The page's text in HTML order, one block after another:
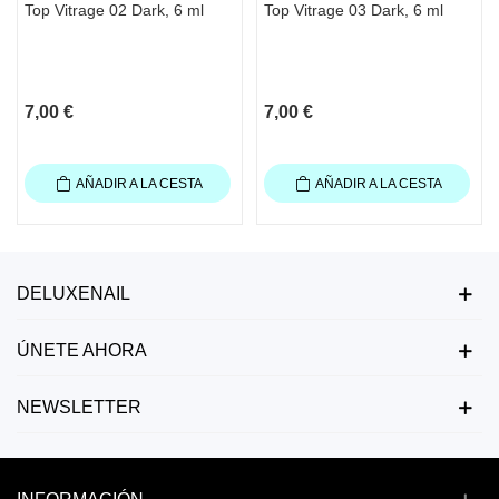
Top Vitrage 02 Dark, 6 ml
7,00 €
AÑADIR A LA CESTA
Top Vitrage 03 Dark, 6 ml
7,00 €
AÑADIR A LA CESTA
DELUXENAIL
ÚNETE AHORA
NEWSLETTER